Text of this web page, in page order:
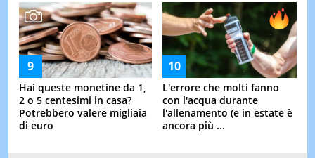
Hai queste monetine da 1,
2 o 5 centesimi in casa?
Potrebbero valere migliaia
di euro
L'errore che molti fanno
con l'acqua durante
l'allenamento (e in estate è
ancora più ...